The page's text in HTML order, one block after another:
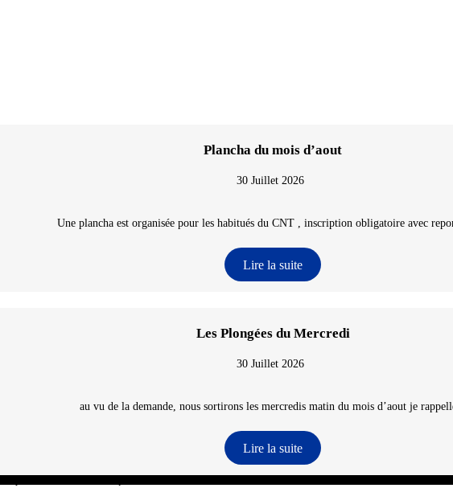
Plancha du mois d’aout
30 Juillet 2026
Une plancha est organisée pour les habitués du CNT , inscription obligatoire avec
Lire la suite
Les Plongées du Mercredi
30 Juillet 2026
au vu de la demande, nous sortirons les mercredis matin du mois d’aout je
Lire la suite